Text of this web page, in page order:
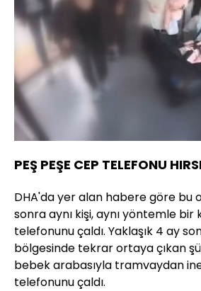
PEŞ PEŞE CEP TELEFONU
DHA'da yer alan habere göre bu
sonra aynı kişi, aynı yöntemle bir
telefonunu çaldı. Yaklaşık 4 ay
bölgesinde tekrar ortaya çıkan
bebek arabasıyla tramvaydan
telefonunu çaldı.